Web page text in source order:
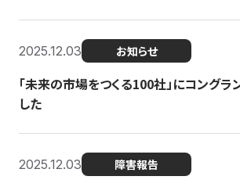
2025.12.03 お知らせ
「未来の市場をつくる100社」にコングラ
した
2025.12.03 障害報告